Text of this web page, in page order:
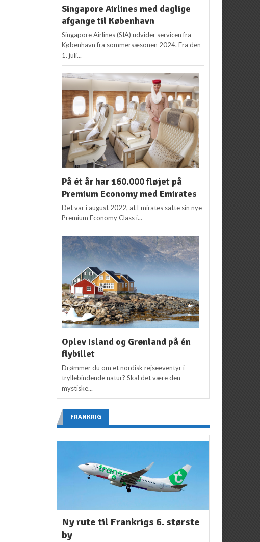
Singapore Airlines med daglige
afgange til København
Singapore Airlines (SIA) udvider servicen fra
København fra sommersæsonen 2024. Fra den
1. juli...
På ét år har 160.000 fløjet på
Premium Economy med Emirates
Det var i august 2022, at Emirates satte sin nye
Premium Economy Class i...
Oplev Island og Grønland på én
flybillet
Drømmer du om et nordisk rejseeventyr i
tryllebindende natur? Skal det være den
mystiske...
FRANKRIG
Ny rute til Frankrigs 6. største
by